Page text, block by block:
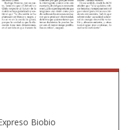
Biobio